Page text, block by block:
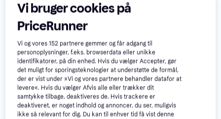
Lenovo Idea Tab Pro ZAE4
12.7 Inch 256GB 8GB Gray
3.416 kr.
Tech-Protect Keyboard Case
with Pen for Lenovo Idea Tab
Pro
257 kr.
Vi bruger cookies på
PriceRunner
Vi og vores152 partnere gemmer og får adgang til
personoplysninger, f.eks. browserdata eller unikke
identifikatorer, på din enhed. Hvis du vælger Accepter, gør
det muligt for sporingsteknologier at understøtte de formål,
der er vist under »Vi og vores partnere behandler datafor at
levere«. Hvis du vælger Afvis alle eller trækker dit
samtykke tilbage, deaktiveres de. Hvis trackere er
deaktiveret, er noget indhold og annoncer, du ser, muligvis
ikke så relevant for dig. Du kan til enhver tid få vist denne